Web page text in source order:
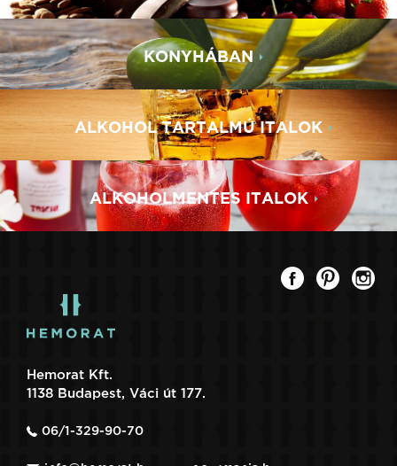
KONYHÁBAN
ALKOHOL TARTALMÚ ITALOK
ALKOHOLMENTES ITALOK
Hemorat Kft.
1138 Budapest, Váci út 177.
06/1-329-90-70